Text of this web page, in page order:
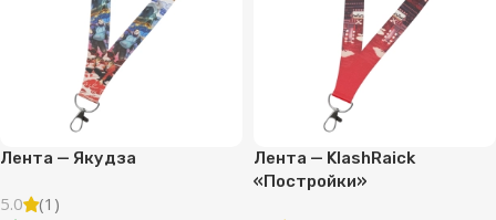
Лента — Якудза
5.0
(1)
Лента — KlashRaick
«Постройки»